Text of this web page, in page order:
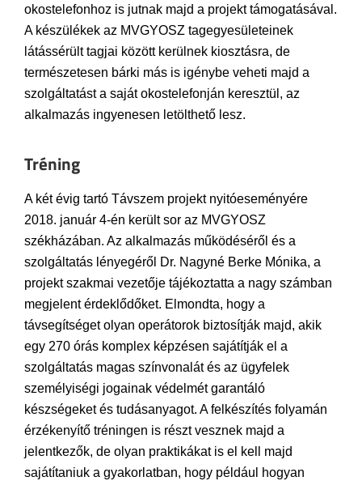
okostelefonhoz is jutnak majd a projekt támogatásával.
A készülékek az MVGYOSZ tagegyesületeinek
látássérült tagjai között kerülnek kiosztásra, de
természetesen bárki más is igénybe veheti majd a
szolgáltatást a saját okostelefonján keresztül, az
alkalmazás ingyenesen letölthető lesz.
Tréning
A két évig tartó Távszem projekt nyitóeseményére
2018. január 4-én került sor az MVGYOSZ
székházában. Az alkalmazás működéséről és a
szolgáltatás lényegéről Dr. Nagyné Berke Mónika, a
projekt szakmai vezetője tájékoztatta a nagy számban
megjelent érdeklődőket. Elmondta, hogy a
távsegítséget olyan operátorok biztosítják majd, akik
egy 270 órás komplex képzésen sajátítják el a
szolgáltatás magas színvonalát és az ügyfelek
személyiségi jogainak védelmét garantáló
készségeket és tudásanyagot. A felkészítés folyamán
érzékenyítő tréningen is részt vesznek majd a
jelentkezők, de olyan praktikákat is el kell majd
sajátítaniuk a gyakorlatban, hogy például hogyan